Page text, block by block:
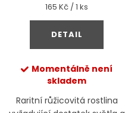
Měrná
cena:
165 Kč / 1 ks
DETAIL
Momentálně není
skladem
Raritní růžicovitá rostlina